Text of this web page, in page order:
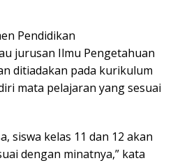
Pendidikan
jurusan Ilmu Pengetahuan
ditiadakan pada kurikulum
mata pelajaran yang sesuai
siswa kelas 11 dan 12 akan
dengan minatnya,” kata